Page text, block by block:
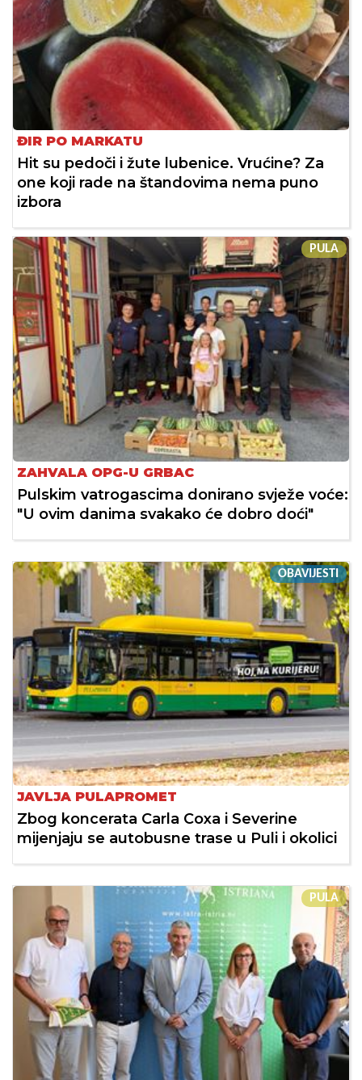
ĐIR PO MARKATU
Hit su pedoči i žute lubenice. Vrućine? Za
one koji rade na štandovima nema puno
izbora
PULA
ZAHVALA OPG-U GRBAC
Pulskim vatrogascima donirano svježe voće:
"U ovim danima svakako će dobro doći"
OBAVIJESTI
JAVLJA PULAPROMET
Zbog koncerata Carla Coxa i Severine
mijenjaju se autobusne trase u Puli i okolici
PULA